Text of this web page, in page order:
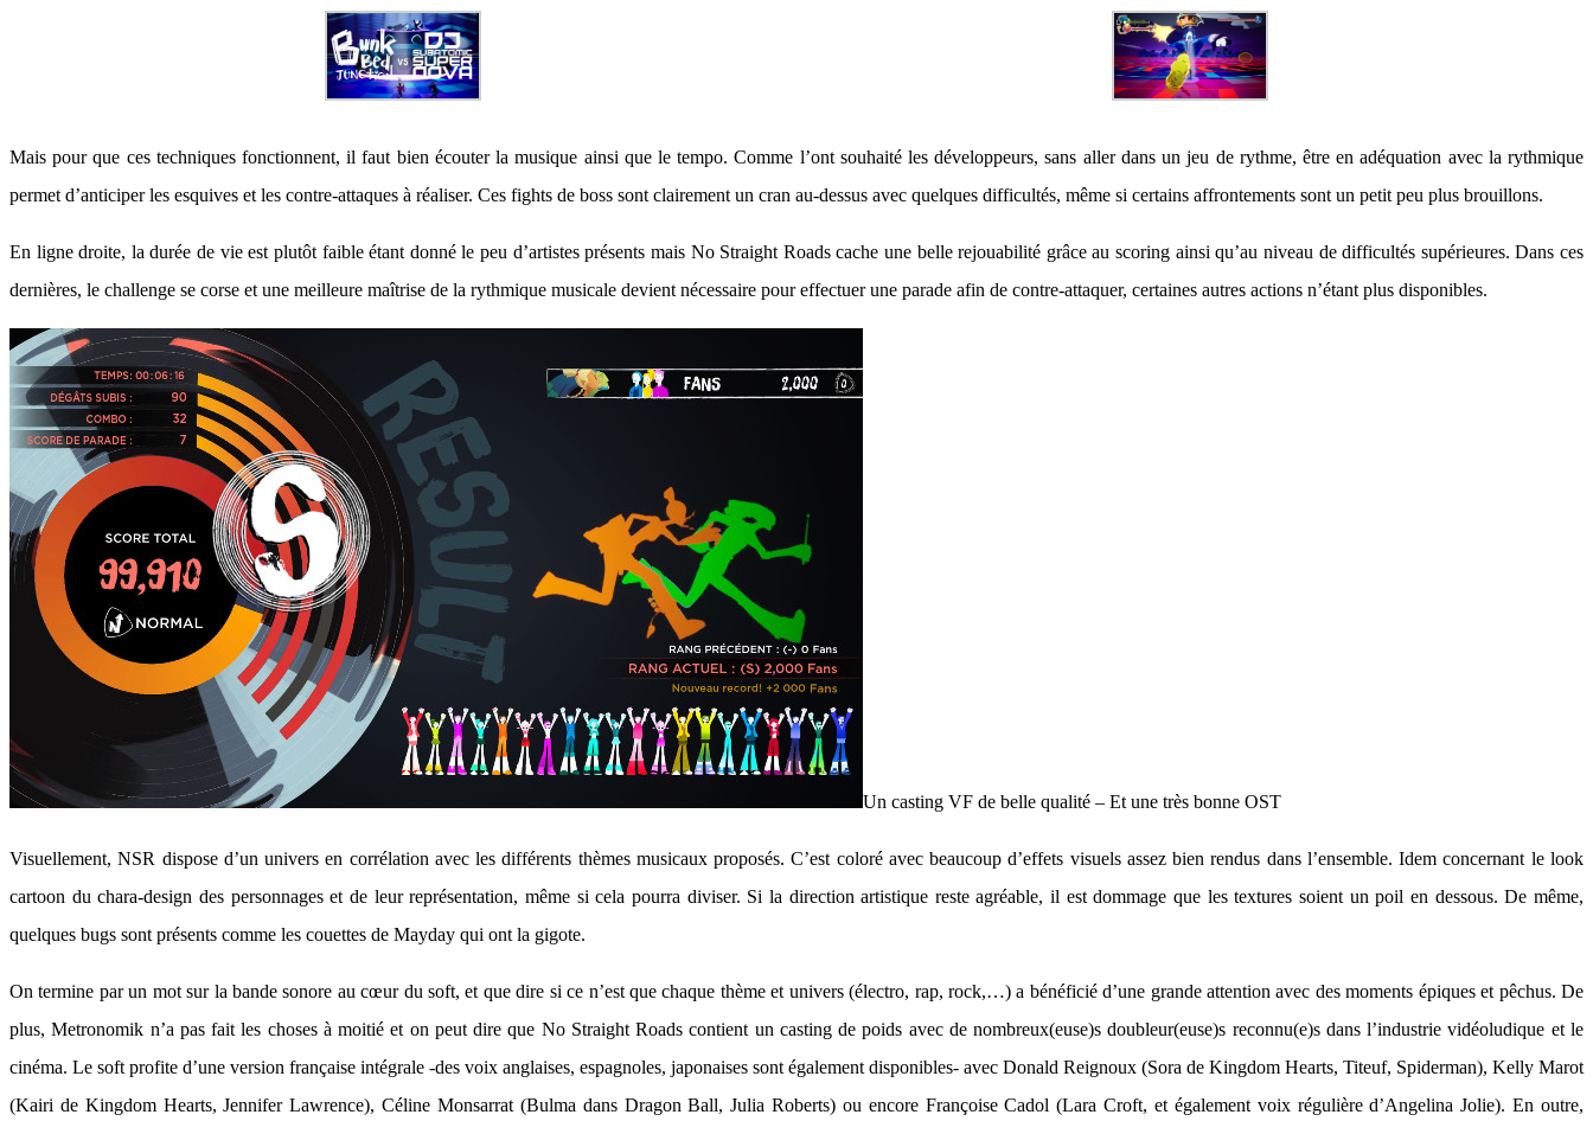
Mais pour que ces techniques fonctionnent, il faut bien écouter la musique ainsi que le tempo. Comme l’ont souhaité les développeurs, sans aller dans un jeu de rythme, être en adéquation avec la rythmique
permet d’anticiper les esquives et les contre-attaques à réaliser. Ces fights de boss sont clairement un cran au-dessus avec quelques difficultés, même si certains affrontements sont un petit peu plus brouillons.
En ligne droite, la durée de vie est plutôt faible étant donné le peu d’artistes présents mais No Straight Roads cache une belle rejouabilité grâce au scoring ainsi qu’au niveau de difficultés supérieures. Dans ces
dernières, le challenge se corse et une meilleure maîtrise de la rythmique musicale devient nécessaire pour effectuer une parade afin de contre-attaquer, certaines autres actions n’étant plus disponibles.
Un casting VF de belle qualité – Et une très bonne OST
Visuellement, NSR dispose d’un univers en corrélation avec les différents thèmes musicaux proposés. C’est coloré avec beaucoup d’effets visuels assez bien rendus dans l’ensemble. Idem concernant le look
cartoon du chara-design des personnages et de leur représentation, même si cela pourra diviser. Si la direction artistique reste agréable, il est dommage que les textures soient un poil en dessous. De même,
quelques bugs sont présents comme les couettes de Mayday qui ont la gigote.
On termine par un mot sur la bande sonore au cœur du soft, et que dire si ce n’est que chaque thème et univers (électro, rap, rock,…) a bénéficié d’une grande attention avec des moments épiques et pêchus. De
plus, Metronomik n’a pas fait les choses à moitié et on peut dire que No Straight Roads contient un casting de poids avec de nombreux(euse)s doubleur(euse)s reconnu(e)s dans l’industrie vidéoludique et le
cinéma. Le soft profite d’une version française intégrale -des voix anglaises, espagnoles, japonaises sont également disponibles- avec Donald Reignoux (Sora de Kingdom Hearts, Titeuf, Spiderman), Kelly Marot
(Kairi de Kingdom Hearts, Jennifer Lawrence), Céline Monsarrat (Bulma dans Dragon Ball, Julia Roberts) ou encore Françoise Cadol (Lara Croft, et également voix régulière d’Angelina Jolie). En outre,